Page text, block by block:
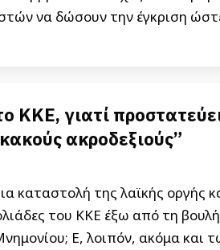
να δώσουν την έγκριση
ΚΚΕ, γιατί
ακροδεξιούς”
καταστολή της λαϊκής οργής
του ΚΚΕ έξω από τη
Ε, λοιπόν, ακόμα και